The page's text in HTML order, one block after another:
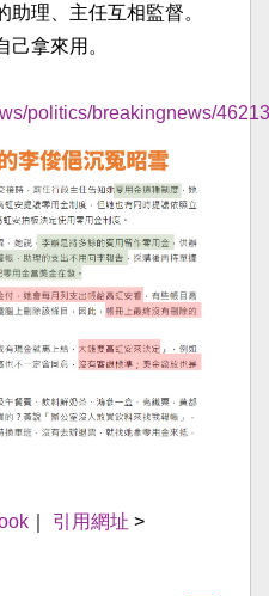
理、主任互相監督。
拿來用。
politics/breakingnews/
引用網址 >